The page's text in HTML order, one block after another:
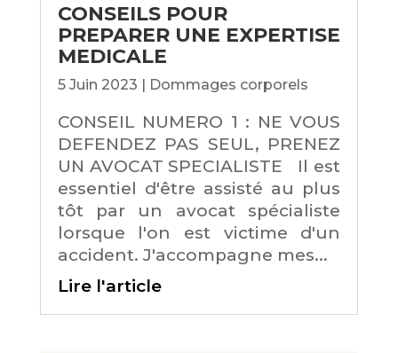
CONSEILS POUR
PREPARER UNE EXPERTISE
MEDICALE
5 Juin 2023 | Dommages corporels
CONSEIL NUMERO 1 : NE VOUS
DEFENDEZ PAS SEUL, PRENEZ
UN AVOCAT SPECIALISTE Il est
essentiel d'être assisté au plus
tôt par un avocat spécialiste
lorsque l'on est victime d'un
accident. J'accompagne mes...
Lire l'article